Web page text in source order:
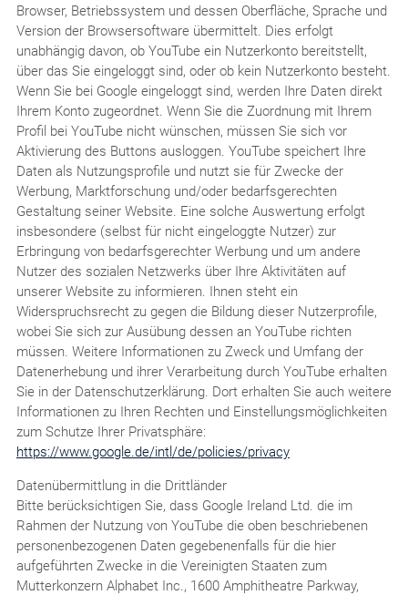
Browser, Betriebssystem und dessen Oberfläche, Sprache und
Version der Browsersoftware übermittelt. Dies erfolgt
unabhängig davon, ob YouTube ein Nutzerkonto bereitstellt,
über das Sie eingeloggt sind, oder ob kein Nutzerkonto besteht.
Wenn Sie bei Google eingeloggt sind, werden Ihre Daten direkt
Ihrem Konto zugeordnet. Wenn Sie die Zuordnung mit Ihrem
Profil bei YouTube nicht wünschen, müssen Sie sich vor
Aktivierung des Buttons ausloggen. YouTube speichert Ihre
Daten als Nutzungsprofile und nutzt sie für Zwecke der
Werbung, Marktforschung und/oder bedarfsgerechten
Gestaltung seiner Website. Eine solche Auswertung erfolgt
insbesondere (selbst für nicht eingeloggte Nutzer) zur
Erbringung von bedarfsgerechter Werbung und um andere
Nutzer des sozialen Netzwerks über Ihre Aktivitäten auf
unserer Website zu informieren. Ihnen steht ein
Widerspruchsrecht zu gegen die Bildung dieser Nutzerprofile,
wobei Sie sich zur Ausübung dessen an YouTube richten
müssen. Weitere Informationen zu Zweck und Umfang der
Datenerhebung und ihrer Verarbeitung durch YouTube erhalten
Sie in der Datenschutzerklärung. Dort erhalten Sie auch weitere
Informationen zu Ihren Rechten und Einstellungsmöglichkeiten
zum Schutze Ihrer Privatsphäre:
https://www.google.de/intl/de/policies/privacy
Datenübermittlung in die Drittländer
Bitte berücksichtigen Sie, dass Google Ireland Ltd. die im
Rahmen der Nutzung von YouTube die oben beschriebenen
personenbezogenen Daten gegebenenfalls für die hier
aufgeführten Zwecke in die Vereinigten Staaten zum
Mutterkonzern Alphabet Inc., 1600 Amphitheatre Parkway,